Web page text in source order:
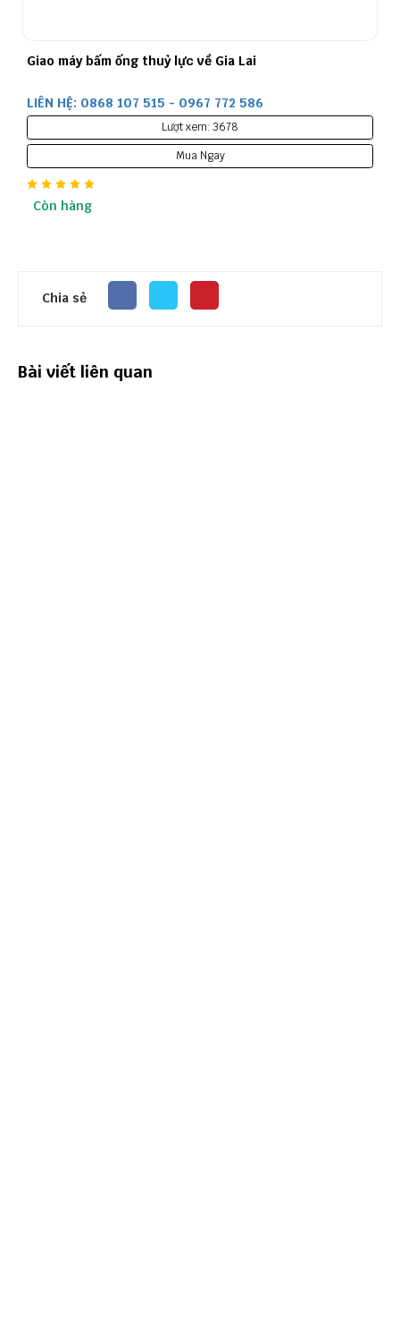
Giao máy bấm ống thuỷ lực về Gia Lai
LIÊN HỆ: 0868 107 515 - 0967 772 586
Lượt xem: 3678
Mua Ngay
Còn hàng
Chia sẻ
Bài viết liên quan